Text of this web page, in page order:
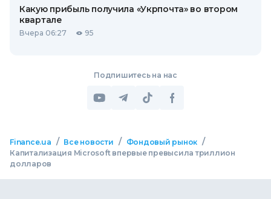
Какую прибыль получила «Укрпочта» во втором
квартале
Вчера 06:27 95
Подпишитесь на нас
Finance.ua / Все новости / Фондовый рынок /
Капитализация Microsoft впервые превысила триллион
долларов